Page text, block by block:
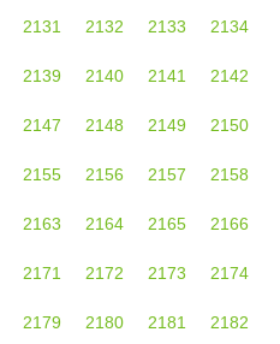
2131 2132 2133 2134
2139 2140 2141 2142
2147 2148 2149 2150
2155 2156 2157 2158
2163 2164 2165 2166
2171 2172 2173 2174
2179 2180 2181 2182